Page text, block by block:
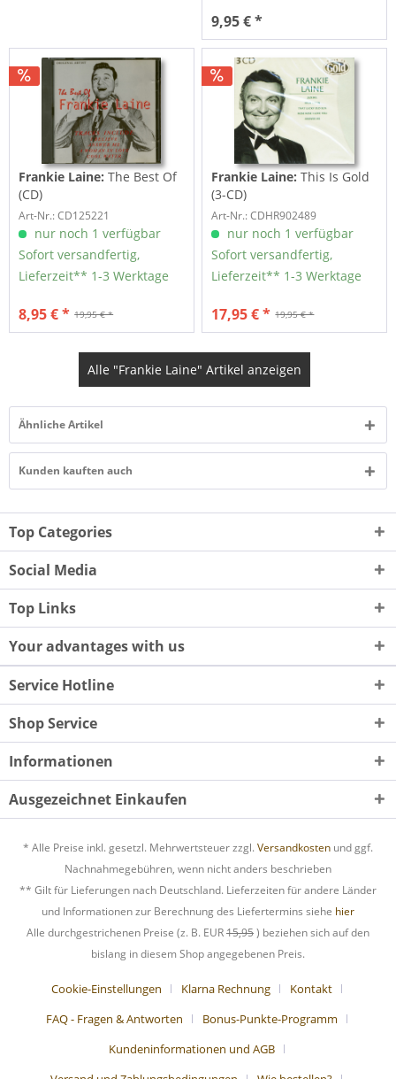
9,95 € *
Frankie Laine:The Best Of
(CD)
Art-Nr.: CD125221
nur noch 1 verfügbar
Sofort versandfertig,
Lieferzeit** 1-3 Werktage
19,95 € *
8,95 € *
Frankie Laine:This Is Gold
(3-CD)
Art-Nr.: CDHR902489
nur noch 1 verfügbar
Sofort versandfertig,
Lieferzeit** 1-3 Werktage
19,95 € *
17,95 € *
Alle "Frankie Laine" Artikel anzeigen
Ähnliche Artikel
Kunden kauften auch
Top Categories
Social Media
Top Links
Your advantages with us
Service Hotline
Shop Service
Informationen
Ausgezeichnet Einkaufen
* Alle Preise inkl. gesetzl. Mehrwertsteuer zzgl. Versandkosten und ggf.
Nachnahmegebühren, wenn nicht anders beschrieben
** Gilt für Lieferungen nach Deutschland. Lieferzeiten für andere Länder
und Informationen zur Berechnung des Liefertermins siehe hier
Alle durchgestrichenen Preise (z. B. EUR15,95) beziehen sich auf den
bislang in diesem Shop angegebenen Preis.
Cookie-Einstellungen Klarna Rechnung
Kontakt
FAQ - Fragen & Antworten
Bonus-Punkte-Programm
Kundeninformationen und AGB